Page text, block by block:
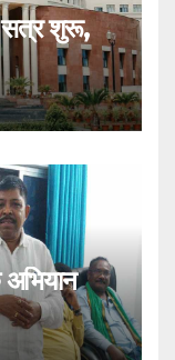
सत्र शुरू,
अभियान